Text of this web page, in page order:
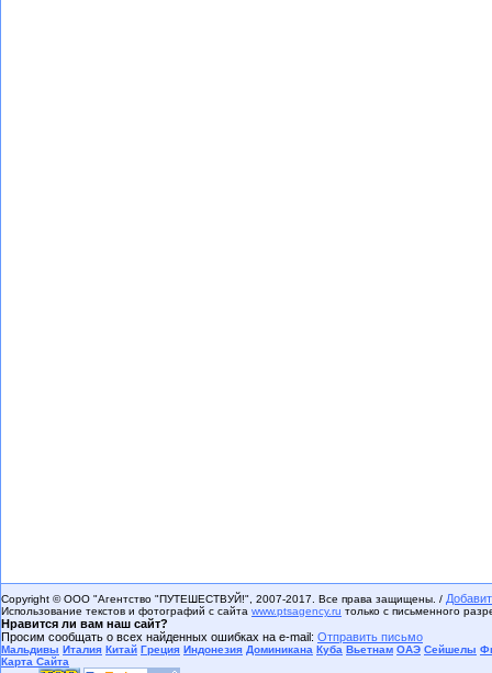
Copyright © ООО "Агентство "ПУТЕШЕСТВУЙ!", 2007-2017. Все права защищены. /
Использование текстов и фотографий с сайта www.ptsagency.ru только с письменного
Нравится ли вам наш сайт?
Просим сообщать о всех найденных ошибках на e-mail: Отправить письмо
Мальдивы Италия Китай Греция Индонезия Доминикана Куба Вьетнам ОАЭ Сейшелы
Карта Сайта